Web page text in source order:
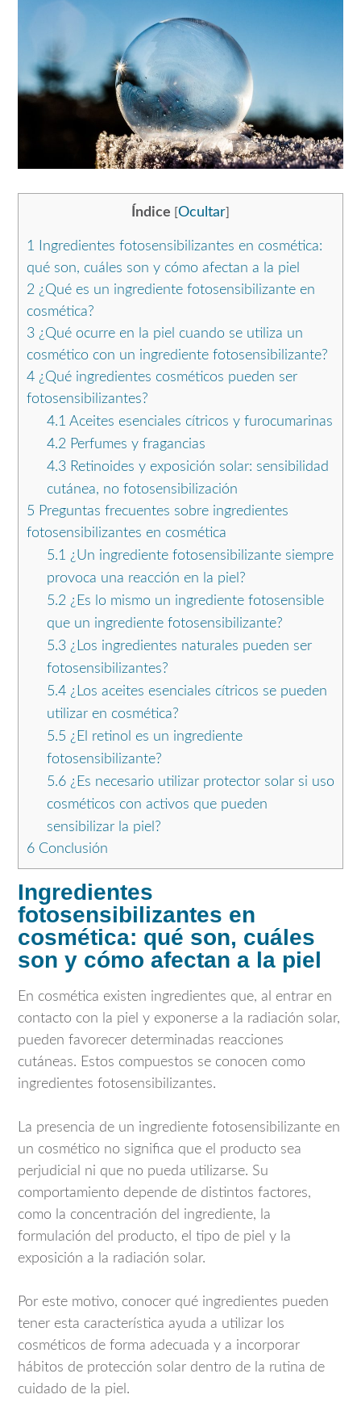
Índice Ocultar
1 Ingredientes fotosensibilizantes en cosmética:
qué son, cuáles son y cómo afectan a la piel
2 ¿Qué es un ingrediente fotosensibilizante en
cosmética?
3 ¿Qué ocurre en la piel cuando se utiliza un
cosmético con un ingrediente fotosensibilizante?
4 ¿Qué ingredientes cosméticos pueden ser
fotosensibilizantes?
4.1 Aceites esenciales cítricos y furocumarinas
4.2Perfumes y fragancias
4.3Retinoides y exposición solar: sensibilidad
cutánea, no fotosensibilización
5 Preguntas frecuentes sobre ingredientes
fotosensibilizantes en cosmética
5.1 ¿Un ingrediente fotosensibilizante siempre
provoca una reacción en la piel?
5.2¿Es lo mismo un ingrediente fotosensible
que un ingrediente fotosensibilizante?
5.3¿Los ingredientes naturales pueden ser
fotosensibilizantes?
5.4¿Los aceites esenciales cítricos se pueden
utilizar en cosmética?
5.5 ¿El retinol es un ingrediente
fotosensibilizante?
5.6¿Es necesario utilizar protector solar si uso
cosméticos con activos que pueden
sensibilizar la piel?
6 Conclusión
Ingredientes
fotosensibilizantes en
cosmética: qué son, cuáles
son y cómo afectan a la piel
En cosmética existen ingredientes que, al entrar en
contacto con la piel y exponerse a la radiación solar,
pueden favorecer determinadas reacciones
cutáneas. Estos compuestos se conocen como
ingredientes fotosensibilizantes.
La presencia de un ingrediente fotosensibilizante en
un cosmético no significa que el producto sea
perjudicial ni que no pueda utilizarse. Su
comportamiento depende de distintos factores,
como la concentración del ingrediente, la
formulación del producto, el tipo de piel y la
exposición a la radiación solar.
Por este motivo, conocer qué ingredientes pueden
tener esta característica ayuda a utilizar los
cosméticos de forma adecuada y a incorporar
hábitos de protección solar dentro de la rutina de
cuidado de la piel.